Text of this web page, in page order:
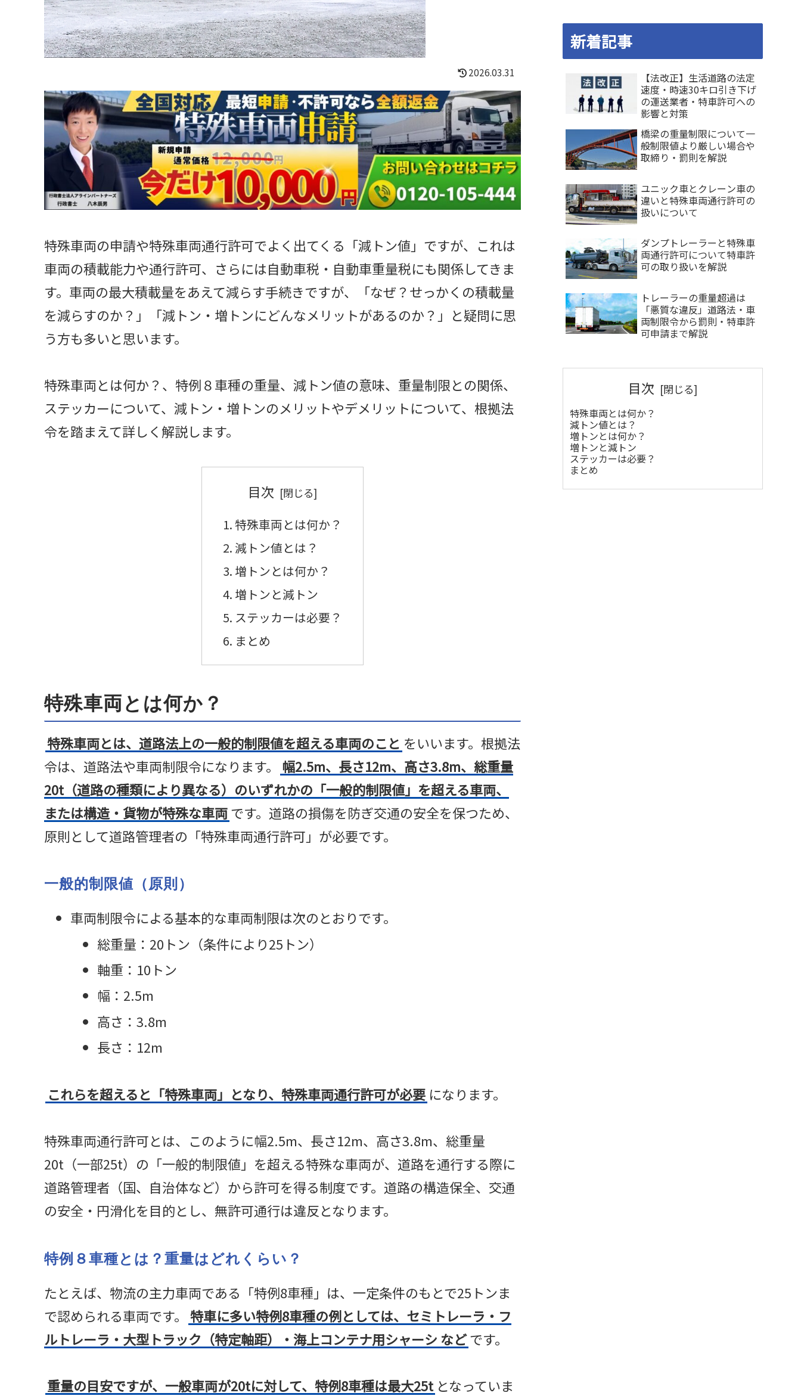
2026.03.31
特殊車両の申請や特殊車両通行許可でよく出てくる「減トン値」ですが、これは
車両の積載能力や通行許可、さらには自動車税・自動車重量税にも関係してきま
す。車両の最大積載量をあえて減らす手続きですが、「なぜ？せっかくの積載量
を減らすのか？」「減トン・増トンにどんなメリットがあるのか？」と疑問に思
う方も多いと思います。
特殊車両とは何か？、特例８車種の重量、減トン値の意味、重量制限との関係、
ステッカーについて、減トン・増トンのメリットやデメリットについて、根拠法
令を踏まえて詳しく解説します。
目次
特殊車両とは何か？
減トン値とは？
増トンとは何か？
増トンと減トン
ステッカーは必要？
まとめ
特殊車両とは何か？
特殊車両とは、道路法上の一般的制限値を超える車両のこと をいいます。根拠法
令は、道路法や車両制限令になります。
幅2.5m、長さ12m、高さ3.8m、総重量
20t（道路の種類により異なる）のいずれかの「一般的制限値」を超える車両、
または構造・貨物が特殊な車両です。道路の損傷を防ぎ交通の安全を保つため、
原則として道路管理者の「特殊車両通行許可」が必要です。
一般的制限値（原則）
車両制限令による基本的な車両制限は次のとおりです。
総重量：20トン（条件により25トン）
軸重：10トン
幅：2.5m
高さ：3.8m
長さ：12m
これらを超えると「特殊車両」となり、特殊車両通行許可が必要 になります。
特殊車両通行許可とは、このように幅2.5m、長さ12m、高さ3.8m、総重量
20t（一部25t）の「一般的制限値」を超える特殊な車両が、道路を通行する際に
道路管理者（国、自治体など）から許可を得る制度です。道路の構造保全、交通
の安全・円滑化を目的とし、無許可通行は違反となります。
特例８車種とは？重量はどれくらい？
たとえば、物流の主力車両である「特例8車種」は、一定条件のもとで25トンま
で認められる車両です。 特車に多い特例8車種の例としては、セミトレーラ・フ
ルトレーラ・大型トラック（特定軸距）・海上コンテナ用シャーシ などです。
重量の目安ですが、一般車両が20tに対して、特例8車種は最大25t となっていま
新着記事
【法改正】生活道路の法定
速度・時速30キロ引き下げ
の運送業者・特車許可への
影響と対策
橋梁の重量制限について一
般制限値より厳しい場合や
取締り・罰則を解説
ユニック車とクレーン車の
違いと特殊車両通行許可の
扱いについて
ダンプトレーラーと特殊車
両通行許可について特車許
可の取り扱いを解説
トレーラーの重量超過は
「悪質な違反」道路法・車
両制限令から罰則・特車許
可申請まで解説
目次
特殊車両とは何か？
減トン値とは？
増トンとは何か？
増トンと減トン
ステッカーは必要？
まとめ